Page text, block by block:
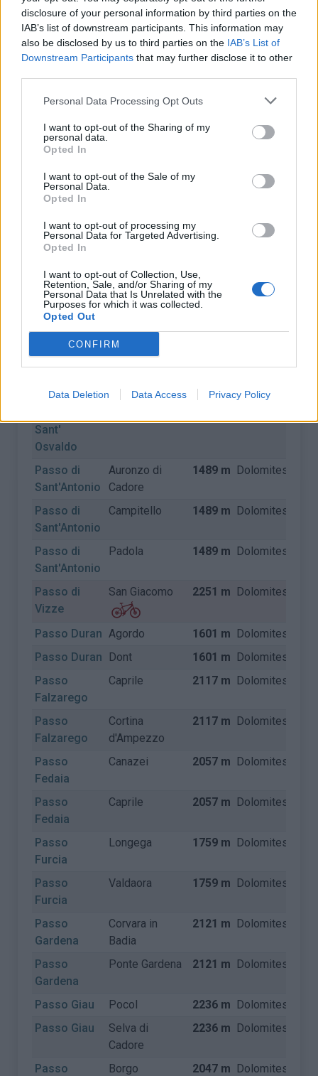
disclosure of your personal information by third parties on the
IAB’s list of downstream participants. This information may
also be disclosed by us to third parties on the IAB’s List of
Downstream Participants that may further disclose it to other
Personal Data Processing Opt Outs
I want to opt-out of the Sharing of my
personal data.
Opted In
I want to opt-out of the Sale of my
Personal Data.
Opted In
I want to opt-out of processing my
Personal Data for Targeted Advertising.
Opted In
I want to opt-out of Collection, Use,
Retention, Sale, and/or Sharing of my
Personal Data that Is Unrelated with the
Purposes for which it was collected.
Opted Out
CONFIRM
Data Deletion Data Access Privacy Policy
Passo di
Gola
Campo Tures 2288 m Dolomites
Passo di
Erlsbach 2288 m Dolomites
Passo di
Cavalese 1805 m Dolomites
Passo di
Lavazè
Ponte Nova 1805 m Dolomites
Passo di
Limo
Tamers 2172 m Dolomites
Lusia
Passo di
Monte Croce
di Comelico
Passo di
Monte Croce
di Comelico
di Cadore
Passo di San
Boldo
Tovena 701 m Dolomites
Sant'
Osvaldo
Passo di
Sant'Antonio
Auronzo di
Cadore
1489 m Dolomites
Passo di
Sant'Antonio
Campitello 1489 m Dolomites
Passo di
Sant'Antonio
Padola 1489 m Dolomites
Passo di
Vizze
San Giacomo 2251 m Dolomites
Passo Duran Agordo 1601 m Dolomites
Passo Duran
Dont 1601 m Dolomites
Passo
Falzarego
Caprile 2117 m Dolomites
Passo
Falzarego
Cortina
d'Ampezzo
2117 m Dolomites
Passo
Fedaia
Canazei 2057 m Dolomites
Passo
Fedaia
Caprile 2057 m Dolomites
Passo
Furcia
Longega 1759 m Dolomites
Passo
Furcia
Valdaora 1759 m Dolomites
Passo
Gardena
Corvara in
Badia
2121 m Dolomites
Passo
Gardena
Ponte Gardena 2121 m Dolomites
Passo Giau Pocol 2236 m Dolomites
Passo Giau
Selva di
Cadore
2236 m Dolomites
Passo
Borgo
2047 m Dolomites